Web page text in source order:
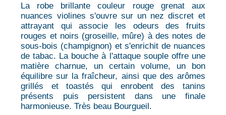
La robe brillante couleur rouge grenat aux
nuances violines s'ouvre sur un nez discret et
attrayant qui associe les odeurs des fruits
rouges et noirs (groseille, mûre) à des notes de
sous-bois (champignon) et s'enrichit de nuances
de tabac. La bouche à l'attaque souple offre une
matière charnue, un certain volume, un bon
équilibre sur la fraîcheur, ainsi que des arômes
grillés et toastés qui enrobent des tanins
présents puis persistent dans une finale
harmonieuse. Très beau Bourgueil.